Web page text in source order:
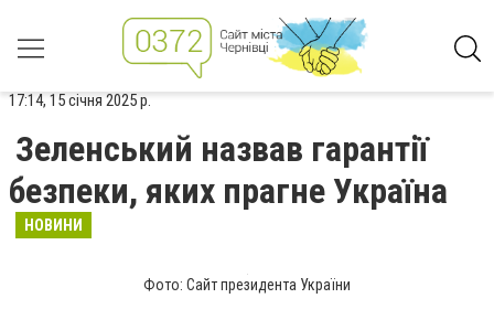
17:14, 15 січня 2025 р.
Зеленський назвав гарантії
безпеки, яких прагне Україна
НОВИНИ
Фото: Сайт президента України